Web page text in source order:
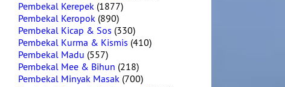
Pembekal Kerepek (1877)
Pembekal Keropok (890)
Pembekal Kicap & Sos (330)
Pembekal Kurma & Kismis (410)
Pembekal Madu (557)
Pembekal Mee & Bihun (218)
Pembekal Minyak Masak (700)